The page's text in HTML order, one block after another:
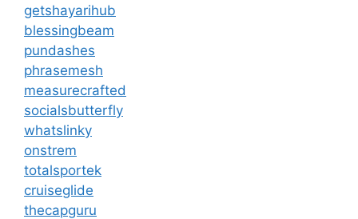
getshayarihub
blessingbeam
pundashes
phrasemesh
measurecrafted
socialsbutterfly
whatslinky
onstrem
totalsportek
cruiseglide
thecapguru